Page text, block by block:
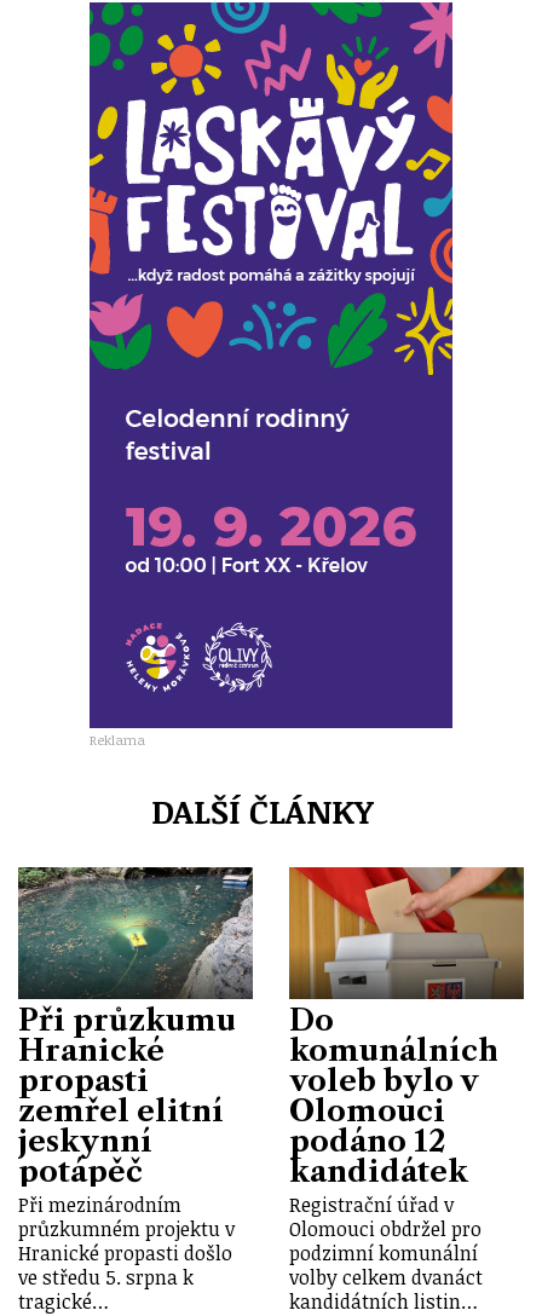
Reklama
DALŠÍ ČLÁNKY
Při průzkumu
Hranické
propasti
zemřel elitní
jeskynní
potápěč
Při mezinárodním
průzkumném projektu v
Hranické propasti došlo
ve středu 5. srpna k
tragické…
Do
komunálních
voleb bylo v
Olomouci
podáno 12
kandidátek
Registrační úřad v
Olomouci obdržel pro
podzimní komunální
volby celkem dvanáct
kandidátních listin…